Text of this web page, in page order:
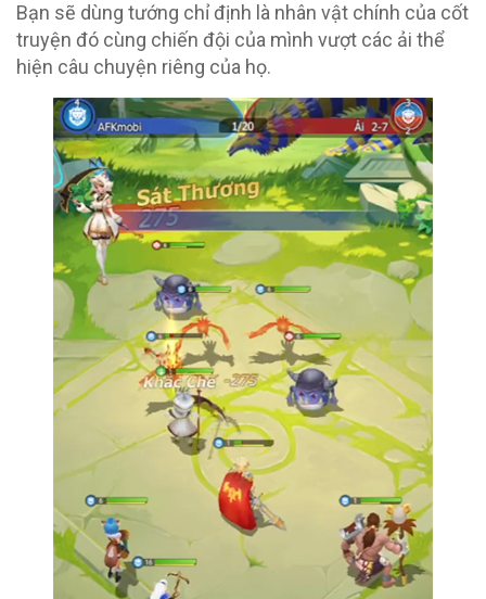
Bạn sẽ dùng tướng chỉ định là nhân vật chính của cốt
truyện đó cùng chiến đội của mình vượt các ải thể
hiện câu chuyện riêng của họ.